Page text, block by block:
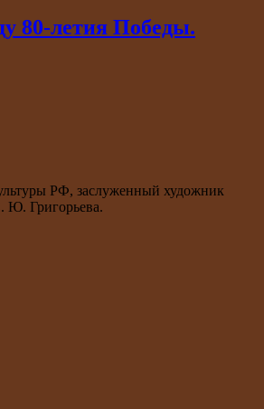
80-летия Победы.
РФ, заслуженный художник
Ю. Григорьева.